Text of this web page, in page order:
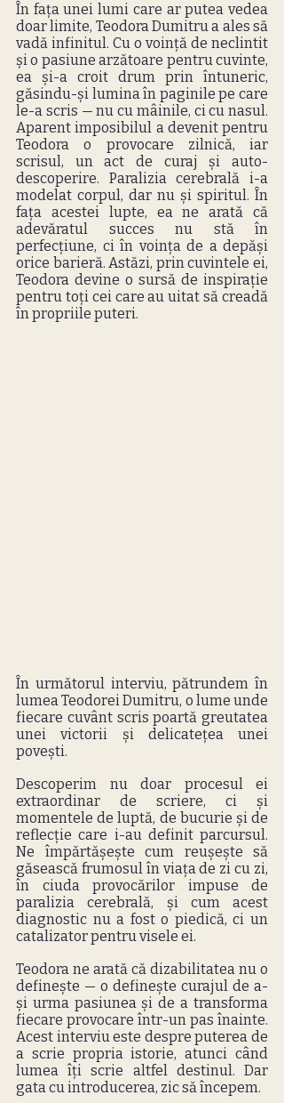
În fața unei lumi care ar putea vedea
doar limite, Teodora Dumitru a ales să
vadă infinitul. Cu o voință de neclintit
și o pasiune arzătoare pentru cuvinte,
ea și-a croit drum prin întuneric,
găsindu-și lumina în paginile pe care
le-a scris — nu cu mâinile, ci cu nasul.
Aparent imposibilul a devenit pentru
Teodora o provocare zilnică, iar
scrisul, un act de curaj și auto-
descoperire. Paralizia cerebrală i-a
modelat corpul, dar nu și spiritul. În
fața acestei lupte, ea ne arată că
adevăratul succes nu stă în
perfecțiune, ci în voința de a depăși
orice barieră. Astăzi, prin cuvintele ei,
Teodora devine o sursă de inspirație
pentru toți cei care au uitat să creadă
în propriile puteri.
În următorul interviu, pătrundem în
lumea Teodorei Dumitru, o lume unde
fiecare cuvânt scris poartă greutatea
unei victorii și delicatețea unei
povești.
Descoperim nu doar procesul ei
extraordinar de scriere, ci și
momentele de luptă, de bucurie și de
reflecție care i-au definit parcursul.
Ne împărtășește cum reușește să
găsească frumosul în viața de zi cu zi,
în ciuda provocărilor impuse de
paralizia cerebrală, și cum acest
diagnostic nu a fost o piedică, ci un
catalizator pentru visele ei.
Teodora ne arată că dizabilitatea nu o
definește — o definește curajul de a-
și urma pasiunea și de a transforma
fiecare provocare într-un pas înainte.
Acest interviu este despre puterea de
a scrie propria istorie, atunci când
lumea îți scrie altfel destinul. Dar
gata cu introducerea, zic să începem.